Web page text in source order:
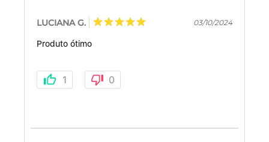
LUCIANA G. 03/10/2024
Produto ótimo
1 0